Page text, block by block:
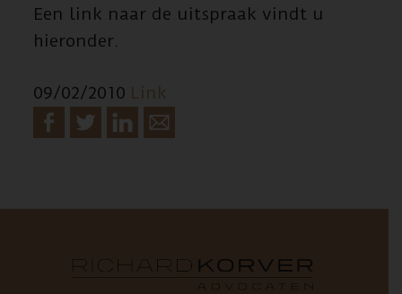
Een link naar de uitspraak vindt u
hieronder.
09/02/2010 Link